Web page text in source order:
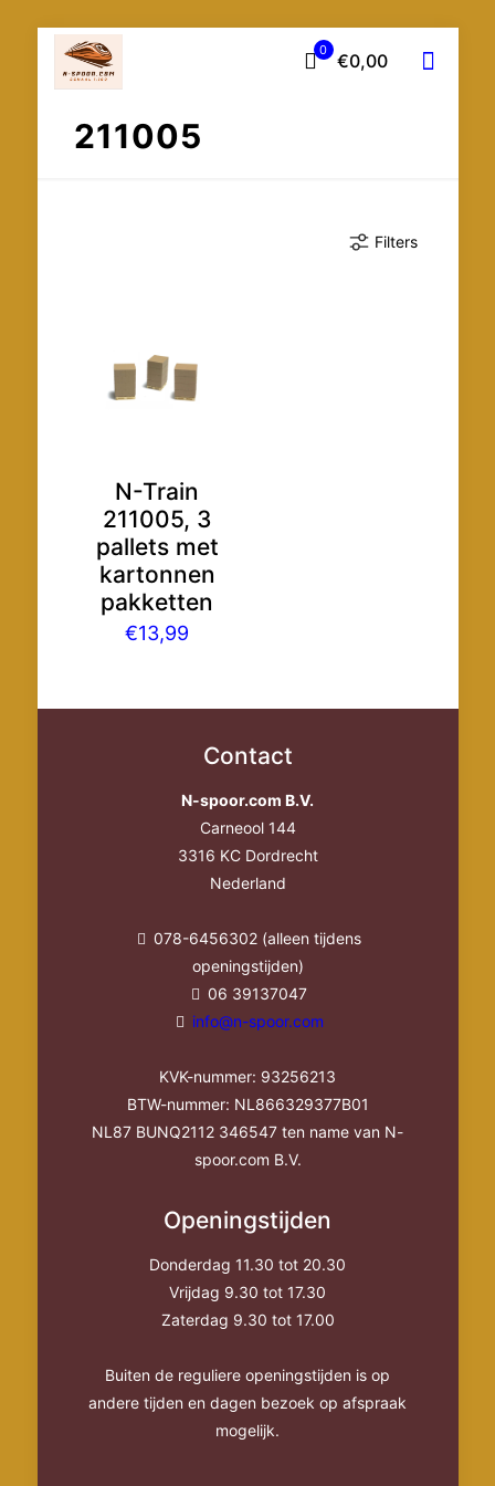
0 €0,00
211005
Filters
N-Train
211005, 3
pallets met
kartonnen
pakketten
€13,99
Contact
N-spoor.com B.V.
Carneool 144
3316 KC Dordrecht
Nederland
078-6456302 (alleen tijdens
openingstijden)
06 39137047
info@n-spoor.com
KVK-nummer: 93256213
BTW-nummer: NL866329377B01
NL87 BUNQ2112 346547 ten name van N-
spoor.com B.V.
Openingstijden
Donderdag 11.30 tot 20.30
Vrijdag 9.30 tot 17.30
Zaterdag 9.30 tot 17.00
Buiten de reguliere openingstijden is op
andere tijden en dagen bezoek op afspraak
mogelijk.